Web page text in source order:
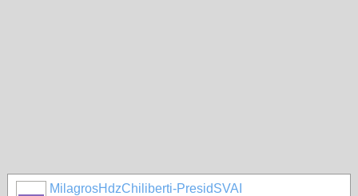
MilagrosHdzChiliberti-PresidSVAI